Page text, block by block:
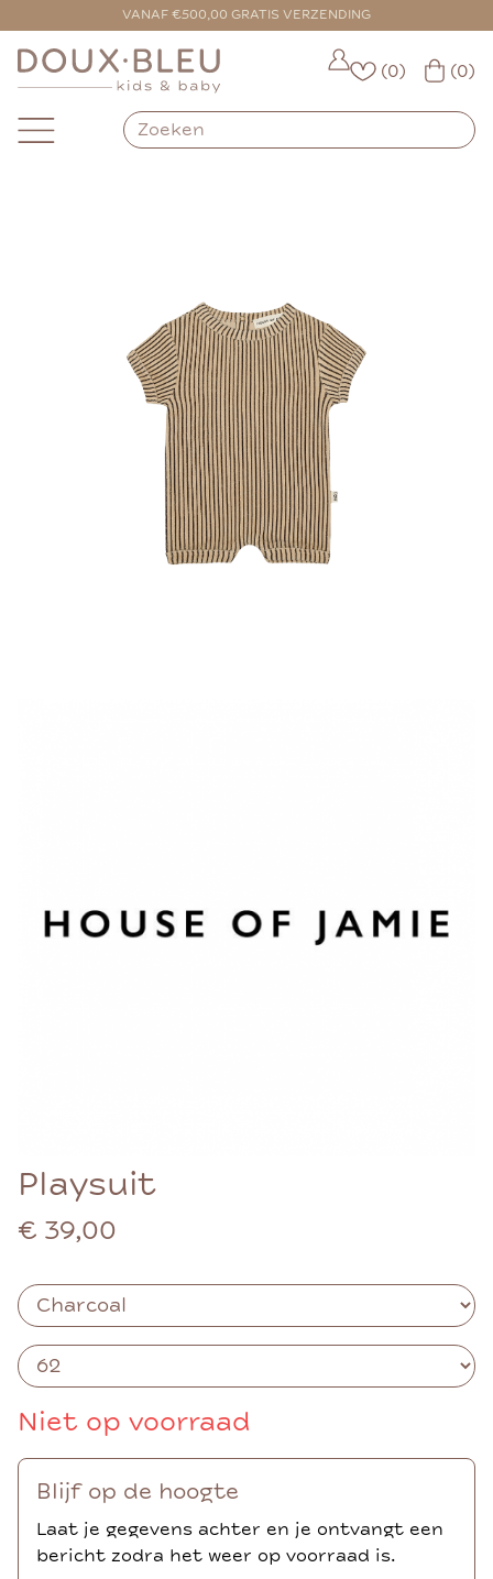
VANAF €500,00 GRATIS VERZENDING
VOOR 16:00 BESTELD = VANDAAG VERZONDEN
(0) (0)
Playsuit
€ 39,00
Niet op voorraad
Blijf op de hoogte
Laat je gegevens achter en je ontvangt een
bericht zodra het weer op voorraad is.